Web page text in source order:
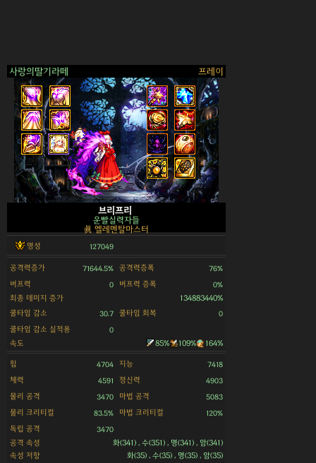
사랑의딸기라떼 프레이
>
브리프리
운빨실력자들
眞 엘레멘탈마스터
명성 127049
공격력증가 71644.5% 공격력증폭 76%
버프력 0 버프력 증폭 0%
최종 데미지 증가
134883440%
쿨타임 감소
30.7 쿨타임 회복 0
쿨타임 감소 실적용 0
속도 85% 109% 164%
힘 4704 지능 7418
체력 4591 정신력 4903
물리 공격 3470 마법 공격 5083
물리 크리티컬 83.5% 마법 크리티컬 120%
독립 공격 3470
공격 속성
화(341) , 수(351) , 명(341) , 암(341)
속성 저항
화(35) , 수(35) , 명(35) , 암(35)